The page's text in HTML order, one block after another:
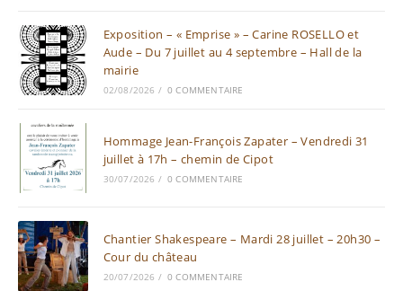
Exposition – « Emprise » – Carine ROSELLO et
Aude – Du 7 juillet au 4 septembre – Hall de la
mairie
02/08/2026 / 0 COMMENTAIRE
Hommage Jean-François Zapater – Vendredi 31
juillet à 17h – chemin de Cipot
30/07/2026 / 0 COMMENTAIRE
Chantier Shakespeare – Mardi 28 juillet – 20h30 –
Cour du château
20/07/2026 / 0 COMMENTAIRE